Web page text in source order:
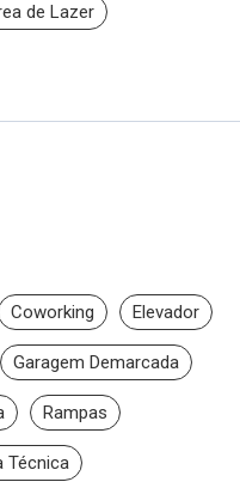
de Lazer
Coworking Elevador
Garagem Demarcada
Rampas
Técnica